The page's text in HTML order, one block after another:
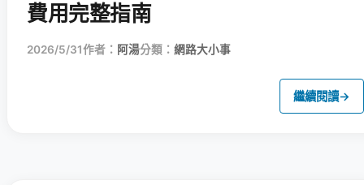
費用完整指南
2026/5/31作者： 阿湯分類： 網路大小事
繼續閱讀→